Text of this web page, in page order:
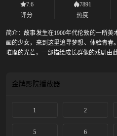
7.6
评分
7891
热度
简介：故事发生在1900年代伦敦的一所
画的少女，来到这里追寻梦想、体验青
璀璨的光芒，一部描绘成长群像的戏剧由
金牌影院播放器
1 2
5 6